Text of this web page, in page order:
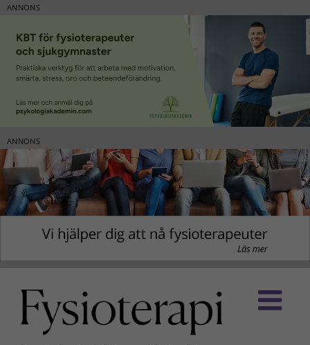
ANNONS
ANNONS
innehållet